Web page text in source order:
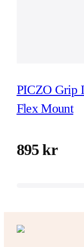
PICZO Grip
Flex Mount
895 kr